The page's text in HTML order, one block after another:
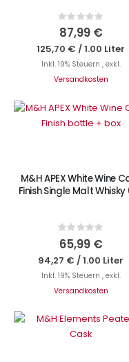
Rating:
0%
87,99 €
125,70 € /1.00 Liter
Inkl. 19% Steuern , exkl.
Versandkosten
M&H APEX White Wine
Finish Single Malt Whisky
Rating:
0%
65,99 €
94,27 € /1.00 Liter
Inkl. 19% Steuern , exkl.
Versandkosten
IN DEN WARENKORB